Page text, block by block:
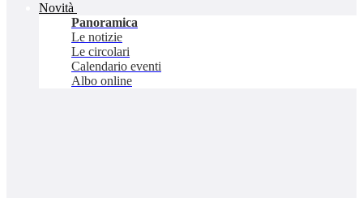
Novità
Panoramica
Le notizie
Le circolari
Calendario eventi
Albo online